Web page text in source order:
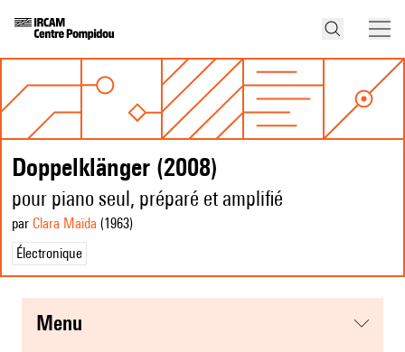
Doppelklänger (2008)
pour piano seul, préparé et amplifié
par Clara Maïda (1963)
Électronique
menu